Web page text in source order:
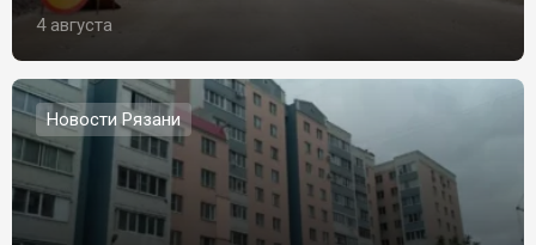
4 августа
Новости Рязани